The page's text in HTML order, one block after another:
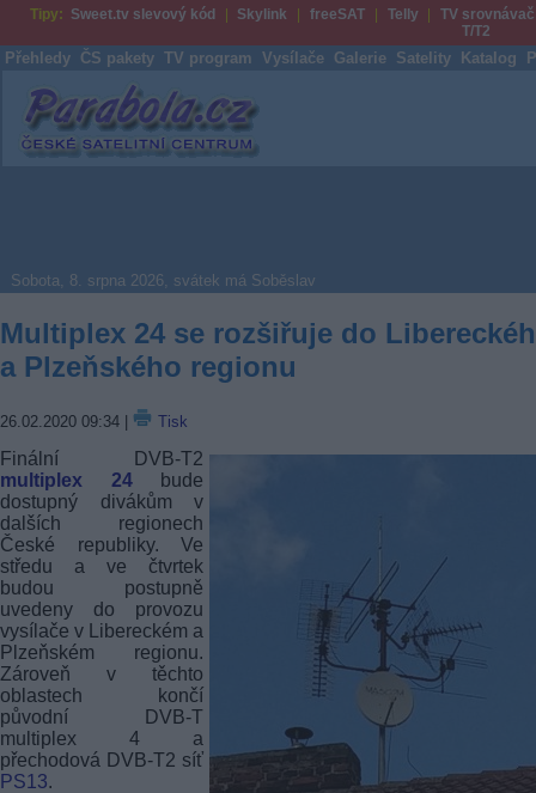
Tipy: Sweet.tv slevový kód Skylink freeSAT Telly
TV srovnávač
T/T2
Přehledy ČS pakety TV program Vysílače Galerie Satelity Katalog
Parabola.cz
Sobota, 8. srpna 2026, svátek má Soběslav
Multiplex 24 se rozšiřuje do
a Plzeňského regionu
26.02.2020 09:34 Tisk
Finální DVB-T2
multiplex 24bude
dostupný divákům v
dalších regionech
České republiky. Ve
středu a ve čtvrtek
budou postupně
uvedeny do provozu
vysílače v Libereckém a
Plzeňském regionu.
Zároveň v těchto
oblastech končí
původní
DVB-T
multiplex 4 a
přechodová DVB-T2 síť
PS13.